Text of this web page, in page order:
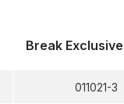
Break Exclusive
011021-3